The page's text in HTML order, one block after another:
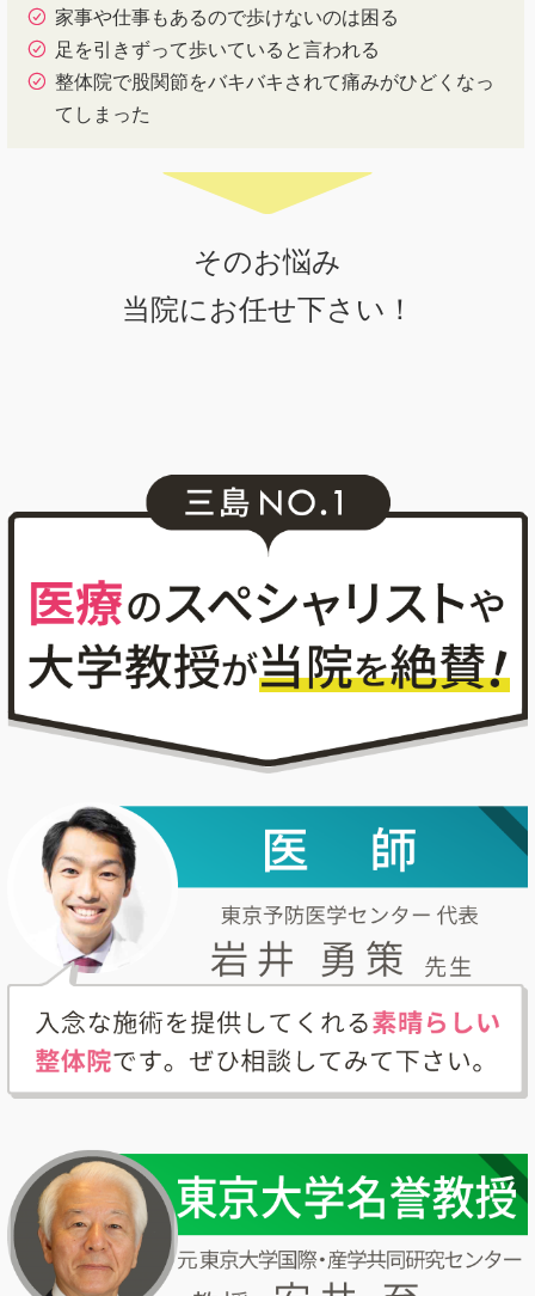
家事や仕事もあるので歩けないのは困る
足を引きずって歩いていると言われる
整体院で股関節をバキバキされて痛みがひどくなっ
てしまった
そのお悩み
当院にお任せ下さい！